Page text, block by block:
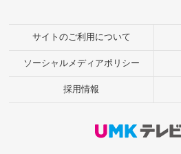
サイトのご利用について
ソーシャルメディアポリシー
採用情報